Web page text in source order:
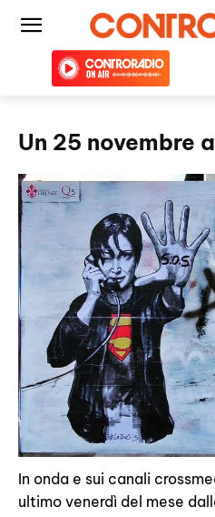
Un 25 novembre
In onda e sui canali
ultimo venerdì del mese